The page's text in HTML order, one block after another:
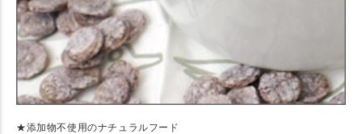
★添加物不使用のナチュラルフード